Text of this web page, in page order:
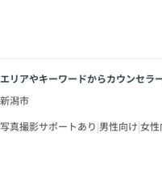
エリアやキーワードからカウンセラ
新潟市
写真撮影サポートあり|男性向け|女性